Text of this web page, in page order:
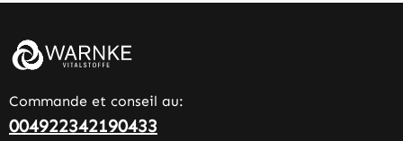
Commande et conseil au:
004922342190433